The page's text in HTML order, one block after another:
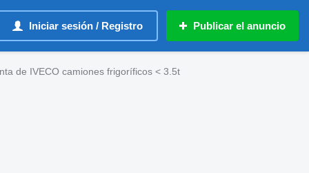
Iniciar sesión / Registro Publicar el anuncio
de IVECO camiones frigoríficos < 3.5t